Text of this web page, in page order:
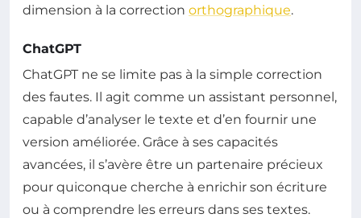
dimension à la correction orthographique.
ChatGPT
ChatGPT ne se limite pas à la simple correction
des fautes. Il agit comme un assistant personnel,
capable d’analyser le texte et d’en fournir une
version améliorée. Grâce à ses capacités
avancées, il s’avère être un partenaire précieux
pour quiconque cherche à enrichir son écriture
ou à comprendre les erreurs dans ses textes.